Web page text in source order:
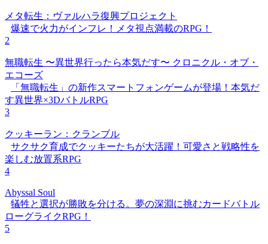
メタ転生：ヴァルハラ復興プロジェクト
爆速で火力がインフレ！メタ視点満載のRPG！
2
無職転生 〜異世界行ったら本気だす〜 クロニクル・オブ・
エコーズ
「無職転生」の新作スマートフォンゲームが登場！本気だ
す異世界×3DバトルRPG
3
クッキーラン：クランブル
サクサク育成でクッキーたちが大活躍！可愛さと戦略性を
楽しむ放置系RPG
4
Abyssal Soul
犠牲と選択が勝敗を分ける。夢の深淵に挑むカードバトル
ローグライクRPG！
5